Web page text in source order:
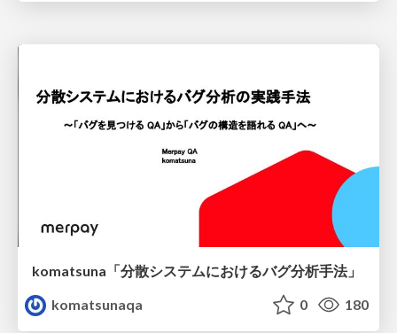
komatsuna「分散システムにおけるバグ分析手法」
komatsunaqa
0 180